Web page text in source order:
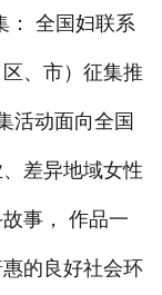
： 全国妇联系
、市）征集推
活动面向全国
差异地域女性
事， 作品一
的良好社会环